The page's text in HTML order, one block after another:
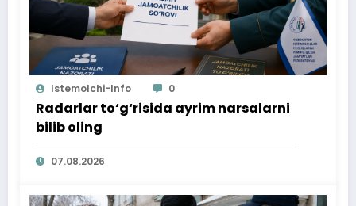
Istemolchi-Info 0
Radarlar to‘g‘risida ayrim narsalarni
bilib oling
07.08.2026